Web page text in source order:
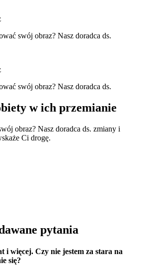
swój obraz? Nasz doradca ds.
swój obraz? Nasz doradca ds.
w ich przemianie
obraz? Nasz doradca ds. zmiany i
Ci drogę.
pytania
i więcej. Czy nie jestem za stara na
się?